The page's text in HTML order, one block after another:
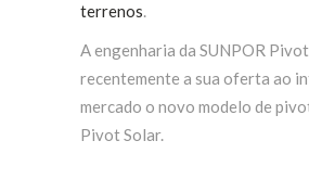
terrenos.
A engenharia da SUNPOR
recentemente a sua oferta ao
mercado o novo modelo de
Pivot Solar.